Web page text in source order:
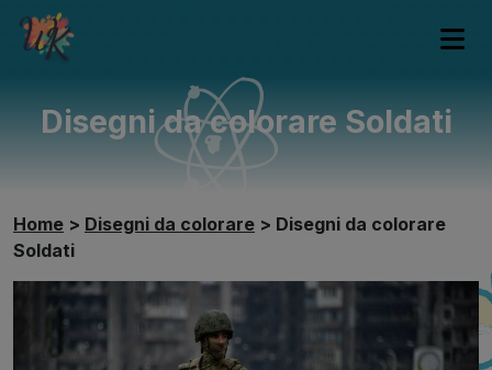
Disegni da colorare Soldati
Home > Disegni da colorare > Disegni da colorare
Soldati